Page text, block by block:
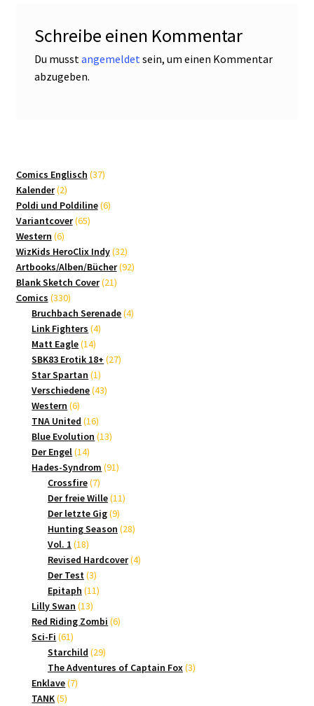
Schreibe einen Kommentar
Du musst angemeldet sein, um einen Kommentar
abzugeben.
Comics Englisch 3737
Kalender 22
Produkte
Poldi und Poldiline 66
Variantcover 6565
Western 66
Produkte
WizKids HeroClix Indy 3232
Produkte
Artbooks/Alben/Bücher 9292
Blank Sketch Cover 2121
Comics 330330
Produkte
Bruchbach Serenade 44
Link Fighters 44
Matt Eagle 1414
Produkte
SBK83 Erotik 18+ 2727
Star Spartan 11
Produkt
Verschiedene 4343
Western 66
Produkte
TNA United 1616
Produkte
Blue Evolution 1313
Der Engel 1414
Produkte
Hades-Syndrom 9191
Crossfire 77
Produkte
Der freie Wille 1111
Der letzte Gig 99
Produkte
Hunting Season 2828
Vol. 1 1818
Produkte
Revised Hardcover 44
Der Test 33
Produkte
Epitaph 1111
Lilly Swan 1313
Produkte
Red Riding Zombi 66
Sci-Fi 6161
Produkte
Starchild 2929
Produkte
The Adventures of Captain Fox 33
Enklave 77
TANK 55